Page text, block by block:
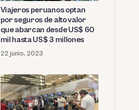
Viajeros peruanos optan
por seguros de alto valor
que abarcan desde US$ 60
mil hasta US$ 3 millones
22 junio, 2023